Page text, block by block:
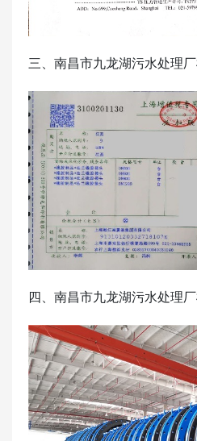
三、南昌市九龙湖污水处理
四、南昌市九龙湖污水处理